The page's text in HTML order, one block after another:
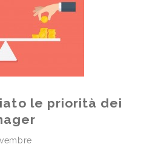
le priorità dei